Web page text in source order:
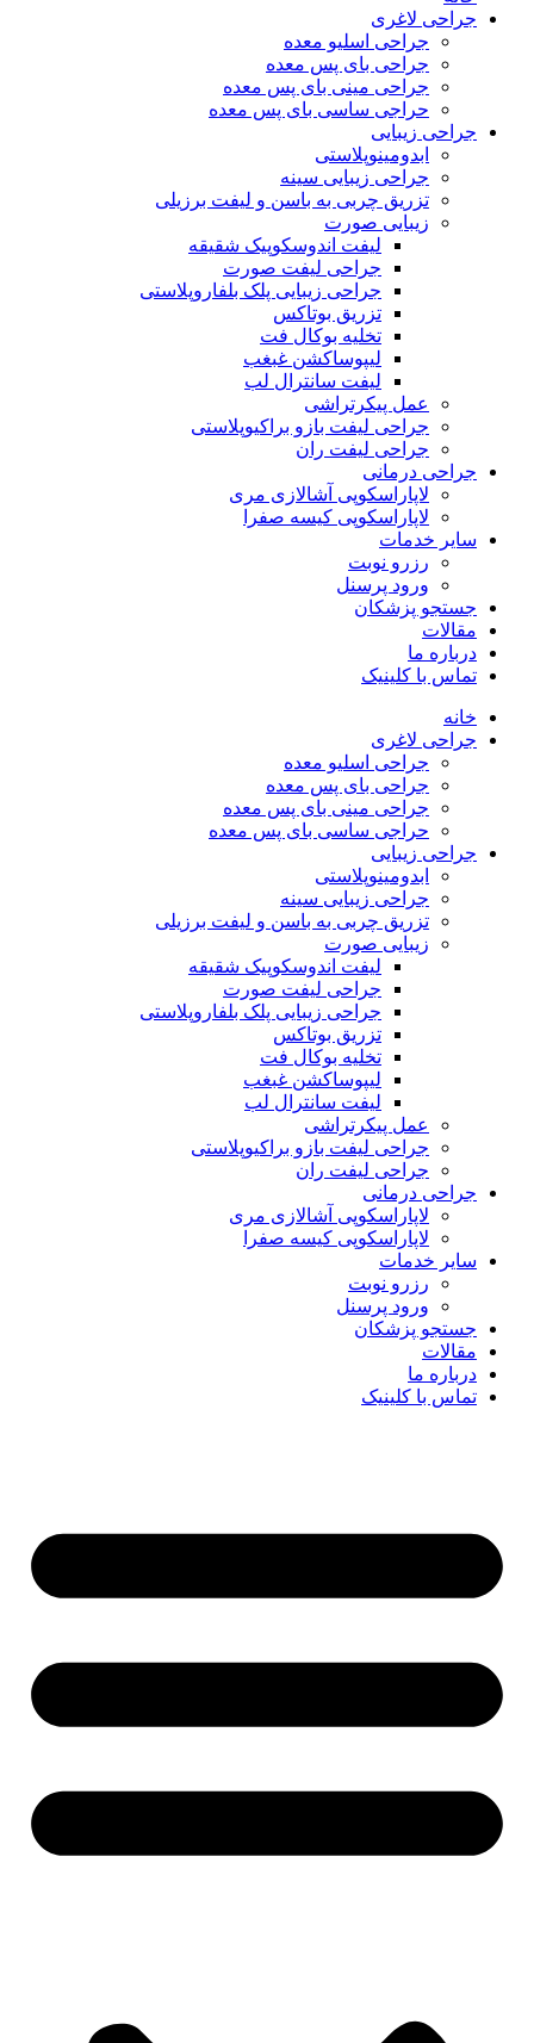
جراحی لاغری
جراحی اسلیو معده
جراحی بای پس معده
جراحی مینی بای پس معده
حراجی ساسی بای پس معده
جراحی زیبایی
ابدومینوپلاستی
جراحی زیبایی سینه
تزریق چربی به باسن و لیفت برزیلی
زیبایی صورت
لیفت اندوسکوپیک شقیقه
جراحی لیفت صورت
جراحی زیبایی پلک بلفاروپلاستی
تزریق بوتاکس
تخلیه بوکال فت
لیپوساکشن غبغب
لیفت سانترال لب
عمل پیکرتراشی
جراحی لیفت بازو براکیوپلاستی
جراحی لیفت ران
جراحی درمانی
لاپاراسکوپی آشالازی مری
لاپاراسکوپی کیسه صفرا
سایر خدمات
رزرو نوبت
ورود پرسنل
جستجو پزشکان
مقالات
درباره ما
تماس با کلینیک
خانه
جراحی لاغری
جراحی اسلیو معده
جراحی بای پس معده
جراحی مینی بای پس معده
حراجی ساسی بای پس معده
جراحی زیبایی
ابدومینوپلاستی
جراحی زیبایی سینه
تزریق چربی به باسن و لیفت برزیلی
زیبایی صورت
لیفت اندوسکوپیک شقیقه
جراحی لیفت صورت
جراحی زیبایی پلک بلفاروپلاستی
تزریق بوتاکس
تخلیه بوکال فت
لیپوساکشن غبغب
لیفت سانترال لب
عمل پیکرتراشی
جراحی لیفت بازو براکیوپلاستی
جراحی لیفت ران
جراحی درمانی
لاپاراسکوپی آشالازی مری
لاپاراسکوپی کیسه صفرا
سایر خدمات
رزرو نوبت
ورود پرسنل
جستجو پزشکان
مقالات
درباره ما
تماس با کلینیک